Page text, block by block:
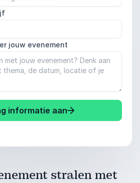
jouw evenement
informatie aan
stralen met